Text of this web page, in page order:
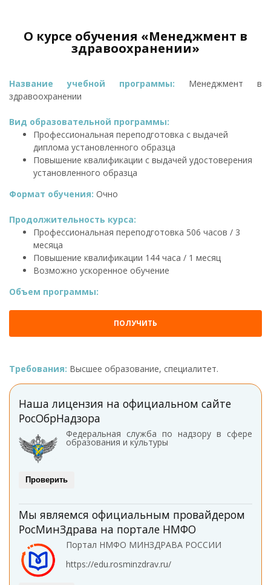
О курсе обучения «Менеджмент в
здравоохранении»
Название учебной программы: Менеджмент в
здравоохранении
Вид образовательной программы:
Профессиональная переподготовка с выдачей
диплома установленного образца
Повышение квалификации с выдачей удостоверения
установленного образца
Формат обучения: Очно
Продолжительность курса:
Профессиональная переподготовка 506 часов / 3
месяца
Повышение квалификации 144 часа / 1 месяц
Возможно ускоренное обучение
Объем программы:
ПОЛУЧИТЬ
Требования: Высшее образование, специалитет.
Наша лицензия на официальном сайте
РосОбрНадзора
Федеральная служба по надзору в сфере
образования и культуры
Проверить
Мы являемся официальным провайдером
РосМинЗдрава на портале НМФО
Портал НМФО МИНЗДРАВА РОССИИ
https://edu.rosminzdrav.ru/